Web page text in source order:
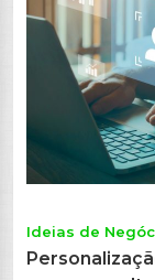
Ideias de